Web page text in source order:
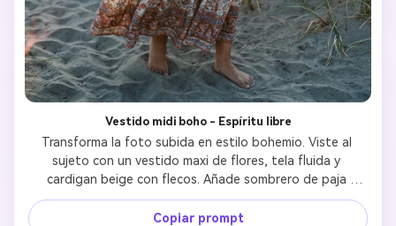
Vestido midi boho - Espíritu libre
Transforma la foto subida en estilo bohemio. Viste al
sujeto con un vestido maxi de flores, tela fluida y
cardigan beige con flecos. Añade sombrero de paja
tejido. Mantén la identidad facial con expresión soleada.
Fondo: Campo o playa al atardecer con luz dorada de
Copiar prompt